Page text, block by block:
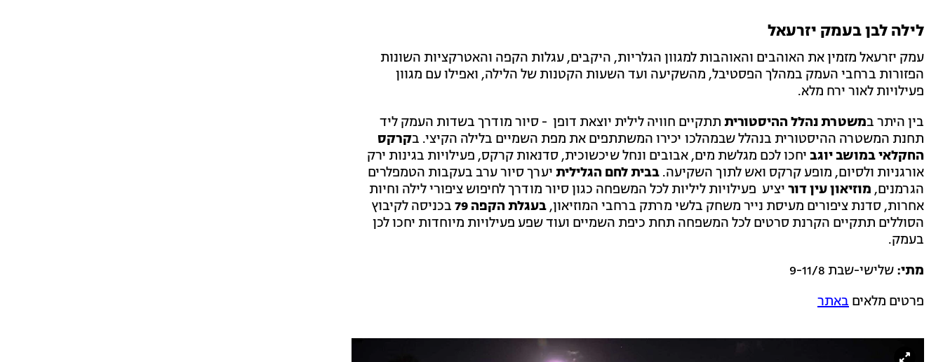
לילה לבן בעמק יזרעאל
עמק יזרעאל מזמין את האוהבים והאוהבות למגוון הגלריות, היקבים, עגלות הקפה והאטרקציות השונות
הפזורות ברחבי העמק במהלך הפסטיבל, מהשקיעה ועד השעות הקטנות של הלילה, ואפילו עם מגוון
פעילויות לאור ירח מלא.
בין היתר במשטרת נהלל ההיסטורית תתקיים חוויה לילית יוצאת דופן - סיור מודרך בשדות העמק ליד
תחנת המשטרה ההיסטורית בנהלל שבמהלכו יכירו המשתתפים את מפת השמיים בלילה הקיצי. בקרקס
החקלאי במושב יוגב יחכו לכם מגלשת מים, אבובים ונחל שיכשוכית, סדנאות קרקס, פעילויות בגינות ירק
אורגניות ולסיום, מופע קרקס ואש לתוך השקיעה. בבית לחם הגלילית יערך סיור ערב בעקבות הטמפלרים
הגרמנים, מוזיאון עין דור יציע פעילויות ליליות לכל המשפחה כגון סיור מודרך לחיפוש ציפורי לילה וחיות
אחרות, סדנת ציפורים מעיסת נייר משחק בלשי מרתק ברחבי המוזיאון,בעגלת הקפה 79
בכניסה לקיבוץ
הסוללים תתקיים הקרנת סרטים לכל המשפחה תחת כיפת השמיים ועוד שפע פעילויות מיוחדות יחכו לכן
בעמק.
מתי: שלישי-שבת 9-11/8
פרטים מלאים באתר